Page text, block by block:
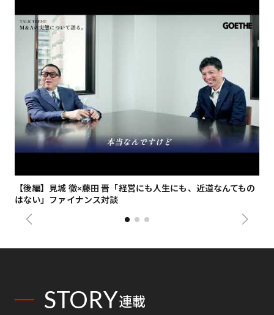
【後編】見城 徹×藤田 晋「経営にも人生にも、近道なんてもの
はない」ファイナンス対談
STORY連載